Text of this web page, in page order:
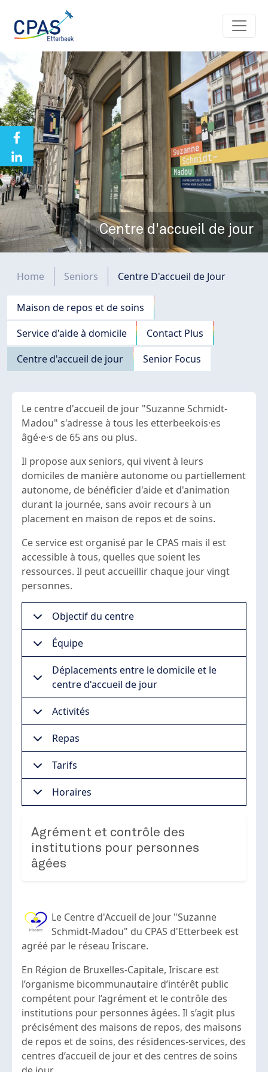
Centre d'accueil de jour
Fil d'Ariane
Home Seniors Centre D'accueil de Jour
Navigation principale
Maison de repos et de soins
Service d'aide à domicile
Contact Plus
Centre d'accueil de jour
Senior Focus
Le centre d'accueil de jour "Suzanne Schmidt-
Madou" s'adresse à tous les etterbeekois·es
âgé·e·s de 65 ans ou plus.
Il propose aux seniors, qui vivent à leurs
domiciles de manière autonome ou partiellement
autonome, de bénéficier d'aide et d'animation
durant la journée, sans avoir recours à un
placement en maison de repos et de soins.
Ce service est organisé par le CPAS mais il est
accessible à tous, quelles que soient les
ressources. Il peut accueillir chaque jour vingt
personnes.
Objectif du centre
Équipe
Déplacements entre le domicile et le
centre d'accueil de jour
Activités
Repas
Tarifs
Horaires
Agrément et contrôle des
institutions pour personnes
âgées
Le Centre d'Accueil de Jour "Suzanne
Schmidt-Madou" du CPAS d'Etterbeek est
agréé par le réseau Iriscare.
En Région de Bruxelles-Capitale, Iriscare est
l’organisme bicommunautaire d’intérêt public
compétent pour l’agrément et le contrôle des
institutions pour personnes âgées. Il s’agit plus
précisément des maisons de repos, des maisons
de repos et de soins, des résidences-services, des
centres d’accueil de jour et des centres de soins